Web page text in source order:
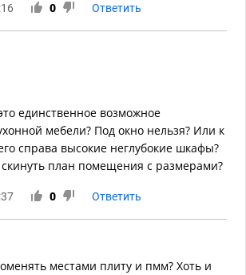
0 Ответить
единственное возможное
мебели? Под окно нельзя? Или к
справа высокие неглубокие шкафы?
план помещения с размерами?
0 Ответить
местами плиту и пмм? Хоть и